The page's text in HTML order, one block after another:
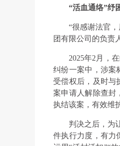
“活血通络”纾
“很感谢法官
团有限公司的负责
2025年2月，
纠纷一案中，涉案
受偿权后，及时与
案申请人解除查封
执结该案，有效维
判决之后，为
件执行力度，有力